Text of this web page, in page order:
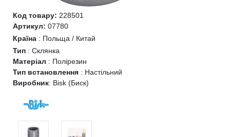
Код товару: 228501
Артикул: 07780
Країна : Польща / Китай
Тип : Склянка
Матеріал : Полірезин
Тип встановлення : Настільний
Виробник: Bisk (Биск)